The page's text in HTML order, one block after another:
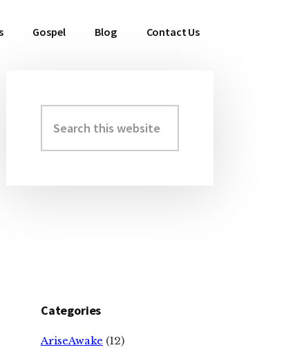
Gospel Blog Contact Us
Primary
Sidebar
this
website
Categories
AriseAwake (12)